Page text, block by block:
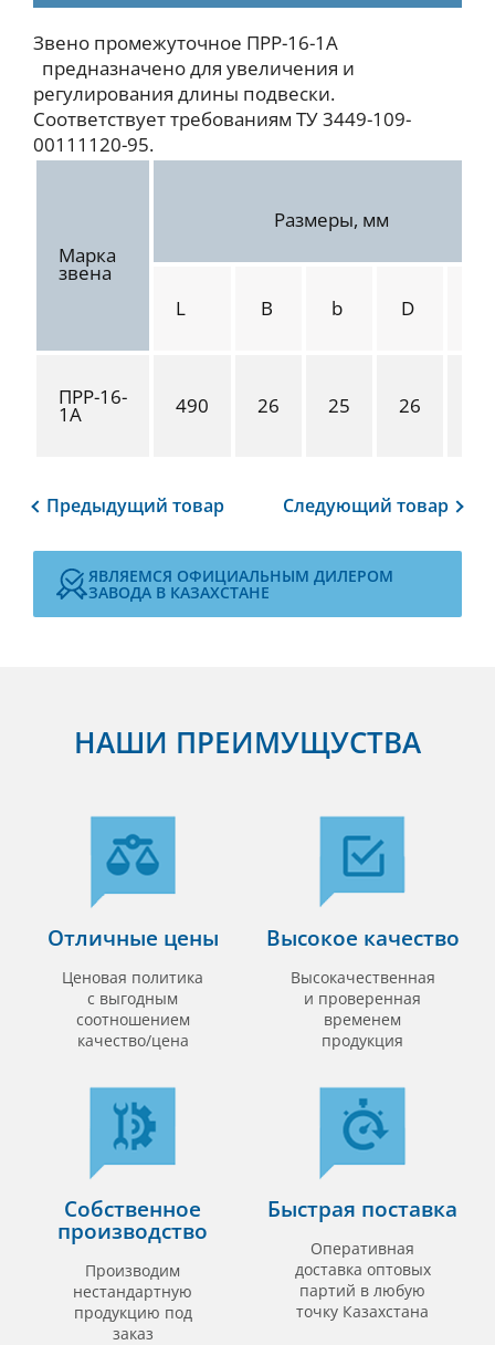
Звено промежуточное ПРР-16-1А
предназначено для увеличения и
регулирования длины подвески.
Соответствует требованиям ТУ 3449-109-
00111120-95.
Марка
звена
Размеры, мм
L B b D
ПРР-16-
1А 490 26 25 26
Предыдущий товар Следующий товар
ЯВЛЯЕМСЯ ОФИЦИАЛЬНЫМ ДИЛЕРОМ
ЗАВОДА В КАЗАХСТАНЕ
НАШИ ПРЕИМУЩУСТВА
Отличные цены
Ценовая политика
с выгодным
соотношением
качество/цена
Высокое качество
Высокачественная
и проверенная
временем
продукция
Собственное
производство
Производим
нестандартную
продукцию под
заказ
Быстрая поставка
Оперативная
доставка оптовых
партий в любую
точку Казахстана